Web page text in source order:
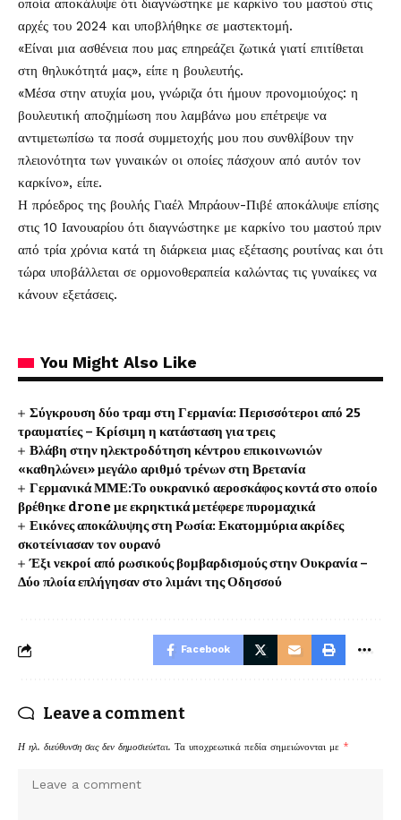
οποία αποκάλυψε ότι διαγνώστηκε με καρκίνο του μαστού στις
αρχές του 2024 και υποβλήθηκε σε μαστεκτομή.
«Είναι μια ασθένεια που μας επηρεάζει ζωτικά γιατί επιτίθεται
στη θηλυκότητά μας», είπε η βουλευτής.
«Μέσα στην ατυχία μου, γνώριζα ότι ήμουν προνομιούχος: η
βουλευτική αποζημίωση που λαμβάνω μου επέτρεψε να
αντιμετωπίσω τα ποσά συμμετοχής μου που συνθλίβουν την
πλειονότητα των γυναικών οι οποίες πάσχουν από αυτόν τον
καρκίνο», είπε.
Η πρόεδρος της βουλής Γιαέλ Μπράουν-Πιβέ αποκάλυψε επίσης
στις 10 Ιανουαρίου ότι διαγνώστηκε με καρκίνο του μαστού πριν
από τρία χρόνια κατά τη διάρκεια μιας εξέτασης ρουτίνας και ότι
τώρα υποβάλλεται σε ορμονοθεραπεία καλώντας τις γυναίκες να
κάνουν εξετάσεις.
You Might Also Like
Σύγκρουση δύο τραμ στη Γερμανία: Περισσότεροι από 25
τραυματίες – Κρίσιμη η κατάσταση για τρεις
Βλάβη στην ηλεκτροδότηση κέντρου επικοινωνιών
«καθηλώνει» μεγάλο αριθμό τρένων στη Βρετανία
Γερμανικά ΜΜΕ:Το ουκρανικό αεροσκάφος κοντά στο οποίο
βρέθηκε drone με εκρηκτικά μετέφερε πυρομαχικά
Εικόνες αποκάλυψης στη Ρωσία: Εκατομμύρια ακρίδες
σκοτείνιασαν τον ουρανό
Έξι νεκροί από ρωσικούς βομβαρδισμούς στην Ουκρανία –
Δύο πλοία επλήγησαν στο λιμάνι της Οδησσού
Facebook
Leave a comment
Η ηλ. διεύθυνση σας δεν δημοσιεύεται. Τα υποχρεωτικά πεδία σημειώνονται με *